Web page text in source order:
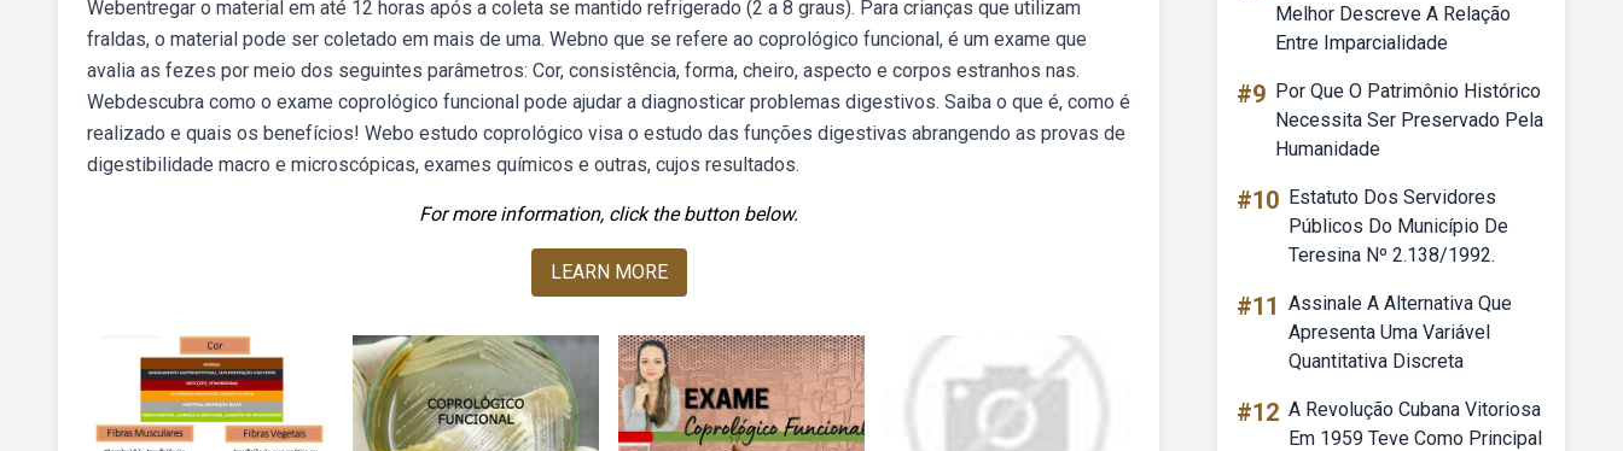
Webentregar o material em até 12 horas após a coleta se mantido refrigerado (2 a 8 graus). Para crianças que utilizam
fraldas, o material pode ser coletado em mais de uma. Webno que se refere ao coprológico funcional, é um exame que
avalia as fezes por meio dos seguintes parâmetros: Cor, consistência, forma, cheiro, aspecto e corpos estranhos nas.
Webdescubra como o exame coprológico funcional pode ajudar a diagnosticar problemas digestivos. Saiba o que é, como é
realizado e quais os benefícios! Webo estudo coprológico visa o estudo das funções digestivas abrangendo as provas de
digestibilidade macro e microscópicas, exames químicos e outras, cujos resultados.
For more information, click the button below.
LEARN MORE
Melhor Descreve A Relação
Entre Imparcialidade
#9 Por Que O Patrimônio Histórico
Necessita Ser Preservado Pela
Humanidade
#10 Estatuto Dos Servidores
Públicos Do Município De
Teresina Nº 2.138/1992.
#11 Assinale A Alternativa Que
Apresenta Uma Variável
Quantitativa Discreta
#12 A Revolução Cubana Vitoriosa
Em 1959 Teve Como Principal